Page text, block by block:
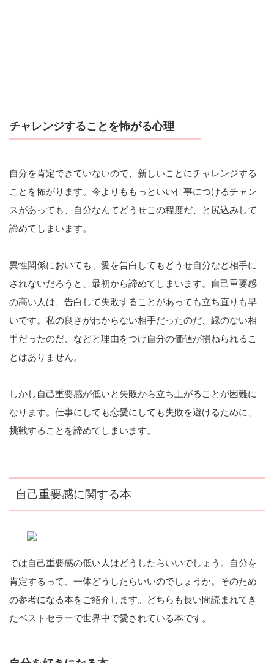
チャレンジすることを怖がる心理
自分を肯定できていないので、新しいことにチャレンジする
ことを怖がります。今よりももっといい仕事につけるチャン
スがあっても、自分なんてどうせこの程度だ、と尻込みして
諦めてしまいます。
異性関係においても、愛を告白してもどうせ自分など相手に
されないだろうと、最初から諦めてしまいます。自己重要感
の高い人は、告白して失敗することがあっても立ち直りも早
いです。私の良さがわからない相手だったのだ、縁のない相
手だったのだ、などと理由をつけ自分の価値が損ねられるこ
とはありません。
しかし自己重要感が低いと失敗から立ち上がることが困難に
なります。仕事にしても恋愛にしても失敗を避けるために、
挑戦することを諦めてしまいます。
自己重要感に関する本
では自己重要感の低い人はどうしたらいいでしょう。自分を
肯定するって、一体どうしたらいいのでしょうか。そのため
の参考になる本をご紹介します。どちらも長い間読まれてき
たベストセラーで世界中で愛されている本です。